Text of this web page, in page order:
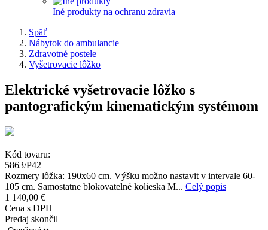
Iné produkty na ochranu zdravia
Späť
Nábytok do ambulancie
Zdravotné postele
Vyšetrovacie lôžko
Elektrické vyšetrovacie lôžko s
pantografickým kinematickým systémom
Kód tovaru:
5863/P42
Rozmery lôžka: 190x60 cm. Výšku možno nastavit v intervale 60-
105 cm. Samostatne blokovatelné kolieska M... Celý popis
1 140,00 €
Cena s DPH
Predaj skončil